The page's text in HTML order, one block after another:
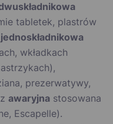
tabletek, plastrów
jednoskładnikowa
wkładkach
prezerwatywy,
awaryjna stosowana
Escapelle).